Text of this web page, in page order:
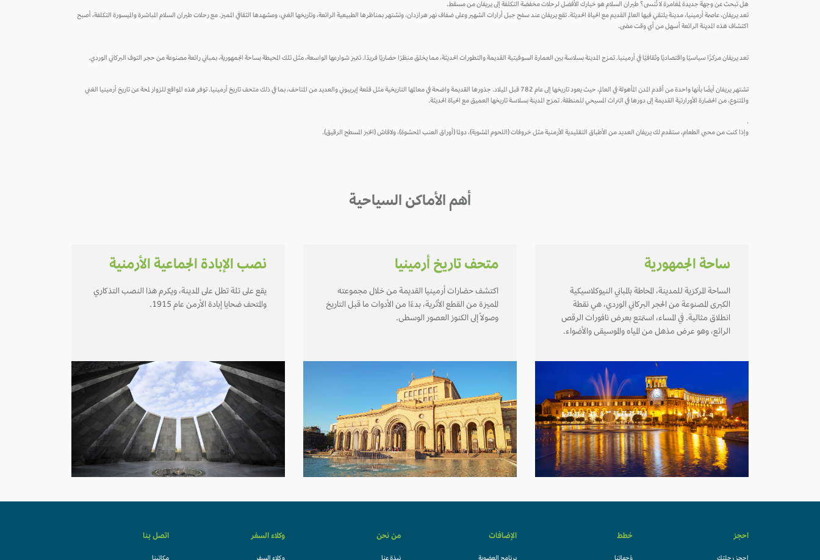
هل تبحث عن وجهة جديدة لمغامرة لا تُنسى؟ طيران السلام هو خيارك الأفضل لرحلات مخفضة التكلفة إلى يريفان من مسقط.
تعد يريفان، عاصمة أرمينيا، مدينة يلتقي فيها العالم القديم مع الحياة الحديثة. تقع يريفان عند سفح جبل أرارات الشهير وعلى ضفاف نهر هرازدان، وتشتهر بمناظرها الطبيعية الرائعة، وتاريخها الغني، ومشهدها الثقافي المميز. مع رحلات طيران السلام المباشرة والميسورة التكلفة، أصبح
اكتشاف هذه المدينة الرائعة أسهل من أي وقت مضى.
تعد يريفان مركزًا سياسيًا واقتصاديًا وثقافيًا في أرمينيا. تمزج المدينة بسلاسة بين العمارة السوفيتية القديمة والتطورات الحديثة، مما يخلق منظرًا حضاريًا فريدًا. تتميز شوارعها الواسعة، مثل تلك المحيطة بساحة الجمهورية، بمباني رائعة مصنوعة من حجر التوف البركاني الوردي.
تشتهر يريفان أيضًا بأنها واحدة من أقدم المدن المأهولة في العالم، حيث يعود تاريخها إلى عام 782 قبل الميلاد. جذورها القديمة واضحة في معالمها التاريخية مثل قلعة إيريبوني والعديد من المتاحف، بما في ذلك متحف تاريخ أرمينيا. توفر هذه المواقع للزوار لمحة عن تاريخ أرمينيا الغني
والمتنوع، من الحضارة الأورارتية القديمة إلى دورها في التراث المسيحي للمنطقة. تمزج المدينة بسلاسة تاريخها العميق مع الحياة الحديثة.
.
وإذا كنت من محبي الطعام، ستقدم لك يريفان العديد من الأطباق التقليدية الأرمنية مثل خروفات (اللحوم المشوية)، دولما (أوراق العنب المحشوة)، ولافاش (الخبز المسطح الرقيق).
أهم الأماكن السياحية
ساحة الجمهورية
الساحة المركزية للمدينة، المحاطة بالمباني النيوكلاسيكية
الكبرى المصنوعة من الحجر البركاني الوردي، هي نقطة
انطلاق مثالية. في المساء، استمتع بعرض نافورات الرقص
الرائع، وهو عرض مذهل من المياه والموسيقى والأضواء.
متحف تاريخ أرمينيا
اكتشف حضارات أرمينيا القديمة من خلال مجموعته
المميزة من القطع الأثرية، بدءًا من الأدوات ما قبل التاريخ
وصولاً إلى الكنوز العصور الوسطى.
نصب الإبادة الجماعية الأرمنية
يقع على تلة تطل على المدينة، ويكرم هذا النصب التذكاري
والمتحف ضحايا إبادة الأرمن عام 1915.
احجز خطط الإضافات من نحن وكلاء السفر اتصل بنا